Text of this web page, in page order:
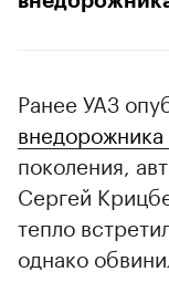
Ранее УАЗ
поколения,
Сергей
тепло
однако